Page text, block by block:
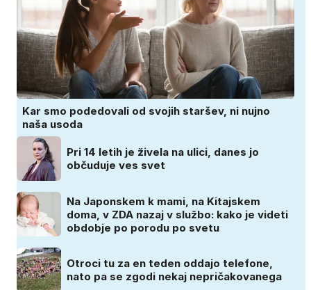
Kar smo podedovali od svojih staršev, ni nujno
naša usoda
Pri 14 letih je živela na ulici, danes jo
občuduje ves svet
Na Japonskem k mami, na Kitajskem
doma, v ZDA nazaj v službo: kako je videti
obdobje po porodu po svetu
Otroci tu za en teden oddajo telefone,
nato pa se zgodi nekaj nepričakovanega